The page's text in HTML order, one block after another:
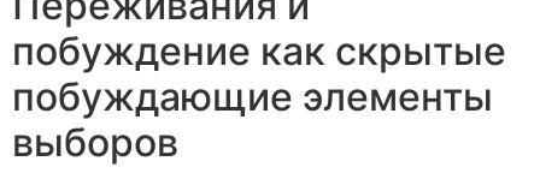
побуждение как скрытые
побуждающие элементы
выборов